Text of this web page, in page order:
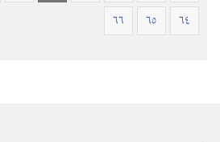
٦٤
٦٥ ٦٦